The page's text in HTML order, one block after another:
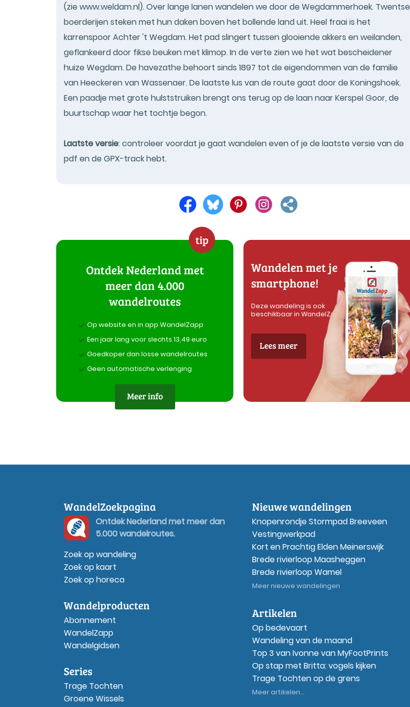
(zie www.weldam.nl). Over lange lanen wandelen we door de Wegdammerhoek. Twentse
boerderijen steken met hun daken boven het bollende land uit. Heel fraai is het
karrenspoor Achter 't Wegdam. Het pad slingert tussen glooiende akkers en weilanden,
geflankeerd door fikse beuken met klimop. In de verte zien we het wat bescheidener
huize Wegdam. De havezathe behoort sinds 1897 tot de eigendommen van de familie
van Heeckeren van Wassenaer. De laatste lus van de route gaat door de Koningshoek.
Een paadje met grote hulststruiken brengt ons terug op de laan naar Kerspel Goor, de
buurtschap waar het tochtje begon.
Laatste versie: controleer voordat je gaat wandelen even of je de laatste versie van de
pdf en de GPX-track hebt.
tip
Ontdek Nederland met
meer dan 4.000
wandelroutes
Op website en in app WandelZapp
Een jaar lang voor slechts 13,49 euro
Goedkoper dan losse wandelroutes
Geen automatische verlenging
Meer info
Wandelen met je
smartphone!
Deze wandeling is ook
beschikbaar in WandelZapp
Lees meer
WandelZoekpagina
Ontdek Nederland met meer dan
5.000 wandelroutes.
Zoek op wandeling
Zoek op kaart
Zoek op horeca
Wandelproducten
Abonnement
WandelZapp
Wandelgidsen
Series
Trage Tochten
Groene Wissels
Nieuwe wandelingen
Knopenrondje Stormpad Breeveen
Vestingwerkpad
Kort en Prachtig Elden Meinerswijk
Brede rivierloop Maasheggen
Brede rivierloop Wamel
Meer nieuwe wandelingen
Artikelen
Op bedevaart
Wandeling van de maand
Top 3 van Ivonne van MyFootPrints
Op stap met Britta: vogels kijken
Trage Tochten op de grens
Meer artikelen...